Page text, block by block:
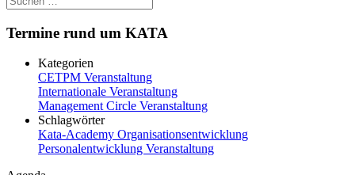
Termine rund um KATA
Kategorien
CETPM Veranstaltung
Internationale Veranstaltung
Management Circle Veranstaltung
Schlagwörter
Kata-Academy Organisationsentwicklung
Personalentwicklung Veranstaltung